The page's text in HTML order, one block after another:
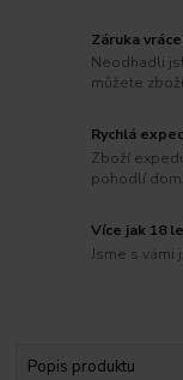
Záruka
Neodhadli
můžete
Rychlá
Zboží
pohodlí
Více jak 18
Jsme s vámi
Popis produktu